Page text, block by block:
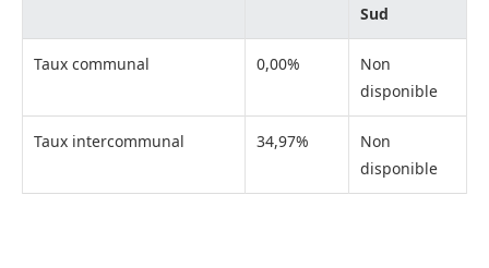
Sud
Taux communal 0,00%
Non
disponible
Taux intercommunal 34,97%
Non
disponible